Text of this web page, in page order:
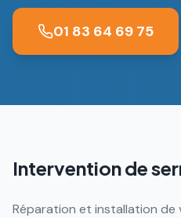
01 83 64 69 75
Intervention de
Réparation et installation de